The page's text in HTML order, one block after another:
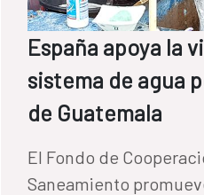
España apoya la
sistema de agua
de Guatemala
El Fondo de
Saneamiento